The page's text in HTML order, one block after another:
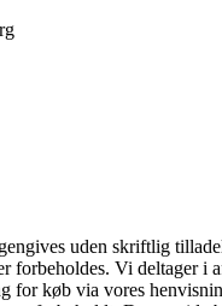
uden skriftlig
forbeholdes. Vi deltager i
for køb via vores